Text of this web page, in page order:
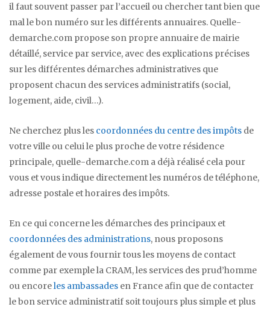
il faut souvent passer par l’accueil ou chercher tant bien que
mal le bon numéro sur les différents annuaires. Quelle-
demarche.com propose son propre annuaire de mairie
détaillé, service par service, avec des explications précises
sur les différentes démarches administratives que
proposent chacun des services administratifs (social,
logement, aide, civil…).
Ne cherchez plus les coordonnées du centre des impôts de
votre ville ou celui le plus proche de votre résidence
principale, quelle-demarche.com a déjà réalisé cela pour
vous et vous indique directement les numéros de téléphone,
adresse postale et horaires des impôts.
En ce qui concerne les démarches des principaux et
coordonnées des administrations, nous proposons
également de vous fournir tous les moyens de contact
comme par exemple la CRAM, les services des prud’homme
ou encoreles ambassades en France afin que de contacter
le bon service administratif soit toujours plus simple et plus